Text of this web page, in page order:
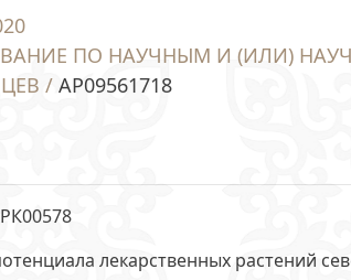
ПО НАУЧНЫМ И (ИЛИ)
/AP09561718
лекарственных растений